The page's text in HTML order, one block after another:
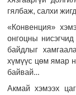
гялбаж, салхи
«Конвенция»
онгоцны
байдлыг
хүмүүс цөм ямар
байвай...
Акмай хэмээх